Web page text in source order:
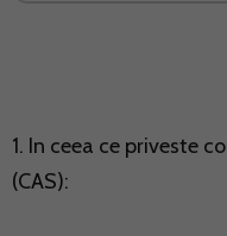
1. In ceea ce priveste
(CAS):